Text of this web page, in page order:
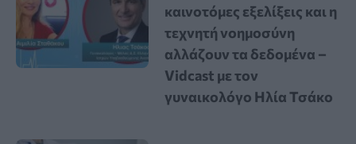
καινοτόμες εξελίξεις και η
τεχνητή νοημοσύνη
αλλάζουν τα δεδομένα –
Vidcast με τον
γυναικολόγο Ηλία Τσάκο